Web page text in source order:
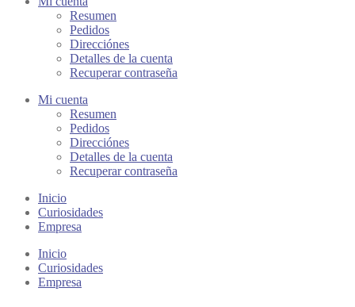
Resumen
Pedidos
Direcciónes
Detalles de la cuenta
Recuperar contraseña
Mi cuenta
Resumen
Pedidos
Direcciónes
Detalles de la cuenta
Recuperar contraseña
Inicio
Curiosidades
Empresa
Inicio
Curiosidades
Empresa